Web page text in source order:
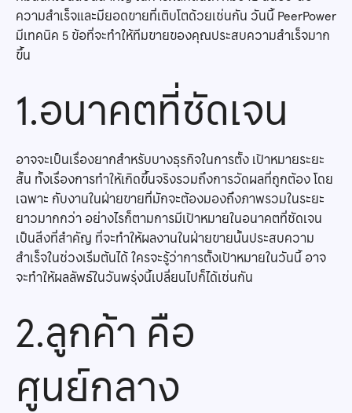
ความสำเร็จและมียอดขายที่เติบโตด้วยเช่นกัน วันนี้ PeerPower
มีเทคนิค 5 ข้อที่จะทำให้ทีมขายของคุณประสบความสำเร็จมาก
ขึ้น
1.อนาคตที่ชัดเจน
อาจจะเป็นเรื่องยากสำหรับบางธุรกิจในการตั้ง เป้าหมายระยะ
สั้น ทั้งเรื่องการทำให้เกิดขึ้นจริงรวมถึงการวัดผลที่ถูกต้อง โดย
เฉพาะ กับงานในฝ่ายขายที่มักจะต้องมองถึงภาพรวมในระยะ
ยาวมากกว่า อย่างไรก็ตามการมีเป้าหมายในอนาคตที่ชัดเจน
เป็นสิ่งที่สำคัญ ที่จะทำให้ผลงานในฝ่ายขายนั้นประสบความ
สำเร็จในช่วงเริ่มต้นได้ ใครจะรู้ว่าการตั้งเป้าหมายในวันนี้ อาจ
จะทำให้ผลลัพธ์ในวันพรุ่งนี้เปลี่ยนไปก็ได้เช่นกัน
2.ลูกค้า คือ
ศูนย์กลาง